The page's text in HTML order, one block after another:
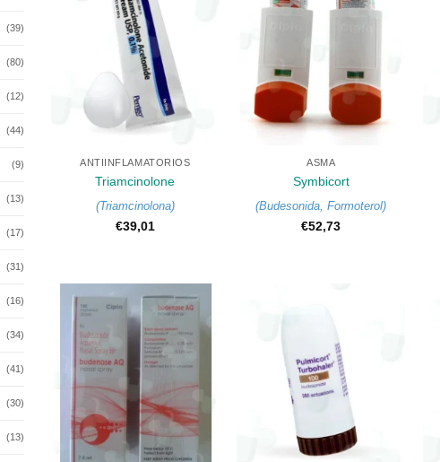
(39)
(80)
(12)
(44)
(9)
(13)
(17)
(31)
(16)
(34)
(41)
(30)
(13)
ANTIINFLAMATORIOS
Triamcinolone
(Triamcinolona)
€39,01
+
ASMA
Symbicort
(Budesonida,Formoterol)
€52,73